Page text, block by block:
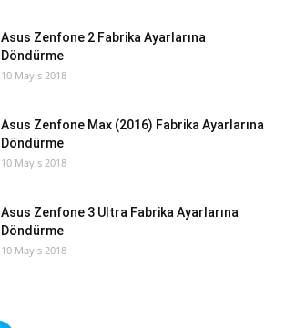
Asus Zenfone 2 Fabrika Ayarlarına
Döndürme
10 Mayıs 2018
Asus Zenfone Max (2016) Fabrika Ayarlarına
Döndürme
10 Mayıs 2018
Asus Zenfone 3 Ultra Fabrika Ayarlarına
Döndürme
10 Mayıs 2018